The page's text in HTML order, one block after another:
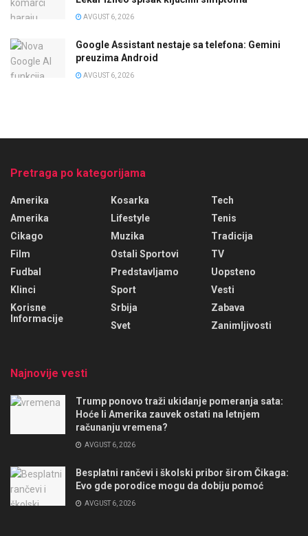
AVGUST 6, 2026
Google Assistant nestaje sa telefona: Gemini
preuzima Android
AVGUST 6, 2026
Pretraga po kategorijama
Amerika
Amerika
Cikago
Film
Fudbal
Klinci
Korisne
Informacije
Kosarka
Lifestyle
Muzika
Ostali Sportovi
Predstavljamo
Sport
Srbija
Svet
Tech
Tenis
Tradicija
TV
Uopsteno
Vesti
Zabava
Zanimljivosti
Najnovije vesti
Trump ponovo traži ukidanje pomeranja sata:
Hoće li Amerika zauvek ostati na letnjem
računanju vremena?
AVGUST 6, 2026
Besplatni rančevi i školski pribor širom Čikaga:
Evo gde porodice mogu da dobiju pomoć
AVGUST 6, 2026